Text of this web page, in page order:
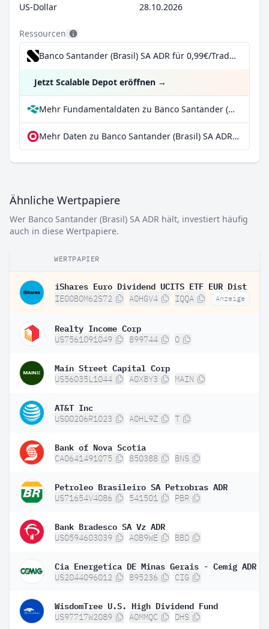
US-Dollar 28.10.2026
Ressourcen
Banco Santander (Brasil) SA ADR für 0,99€/Trade inkl. Dividend Reinvestment Plan
Jetzt Scalable Depot eröffnen →
Mehr Fundamentaldaten zu Banco Santander (Brasil) SA ADR bei Parqet
Mehr Daten zu Banco Santander (Brasil) SA ADR bei extraETF
Ähnliche Wertpapiere
Wer Banco Santander (Brasil) SA ADR hält, investiert häufig
auch in diese Wertpapiere.
WERTPAPIER
iShares Euro Dividend UCITS ETF EUR Dist
IE00B0M62S72 A0HGV4 IQQA Anzeige
Realty Income Corp
US7561091049 899744 O
Main Street Capital Corp
US56035L1044 A0X8Y3 MAIN
AT&T Inc
US00206R1023 A0HL9Z T
Bank of Nova Scotia
CA0641491075 850388 BNS
Petroleo Brasileiro SA Petrobras ADR
US71654V4086 541501 PBR
Bank Bradesco SA Vz ADR
US0594603039 A0B9WE BBD
Cia Energetica DE Minas Gerais - Cemig ADR
US2044096012 895236 CIG
WisdomTree U.S. High Dividend Fund
US97717W2089 A0MMQC DHS